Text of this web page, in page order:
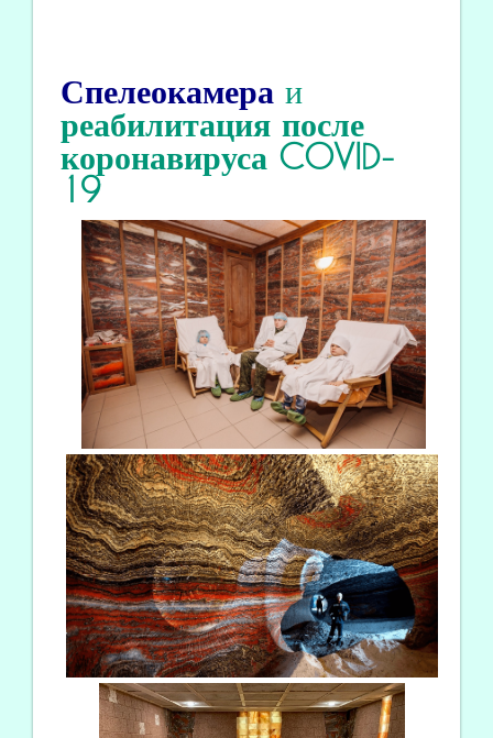
Спелеокамера и
реабилитацияпосле
коронавируса COVID-
19